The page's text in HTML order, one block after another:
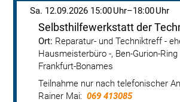
Selbsthilfewerkstatt der
Sa. 12.09.2026 15:00 18:00
Reparatur- und Techniktreff -
Hausmeisterbüro -, Ben-Gurion-
Frankfurt-Bonames
Teilnahme nur nach telefonischer
Rainer Mai: 069 413085